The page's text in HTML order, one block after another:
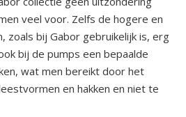
veel voor. Zelfs de hogere en
zoals bij Gabor gebruikelijk is, erg
bij de pumps een bepaalde
wat men bereikt door het
en hakken en niet te